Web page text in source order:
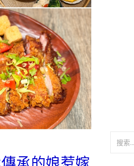
承的娘惹嫁